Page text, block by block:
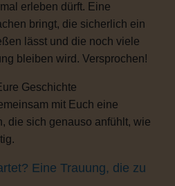
erleben dürft. Eine
bringt, die sicherlich ein
lässt und die noch viele
bleiben wird. Versprochen!
Geschichte
mit Euch eine
die sich genauso anfühlt, wie
Eine Trauung, die zu